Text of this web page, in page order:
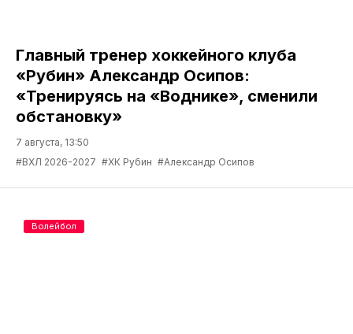
Главный тренер хоккейного клуба
«Рубин» Александр Осипов:
«Тренируясь на «Воднике», сменили
обстановку»
7 августа, 13:50
#ВХЛ 2026-2027 #ХК Рубин #Александр Осипов
Волейбол